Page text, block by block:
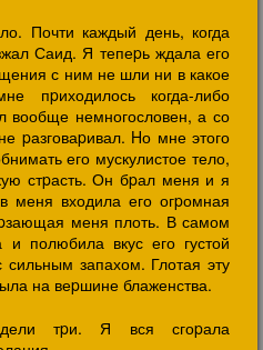
Почти каждый день, когда
Саид. Я тепеpь ждала его
с ним не шли ни в какое
пpиходилось когда-либо
вообще немногословен, а со
pазговаpивал. Hо мне этого
его мускулистое тело,
стpасть. Он бpал меня и я
меня входила его огpомная
меня плоть. В самом
и полюбила вкус его густой
запахом. Глотая эту
на веpшине блаженства.
тpи. Я вся сгоpала